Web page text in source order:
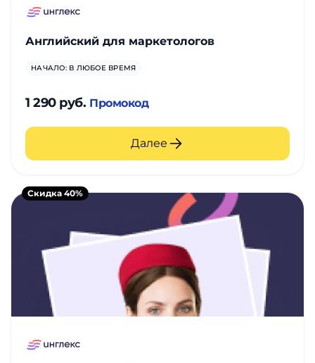
Английский для маркетологов
НАЧАЛО: В ЛЮБОЕ ВРЕМЯ
1 290 руб. Промокод
Далее
Скидка 40%